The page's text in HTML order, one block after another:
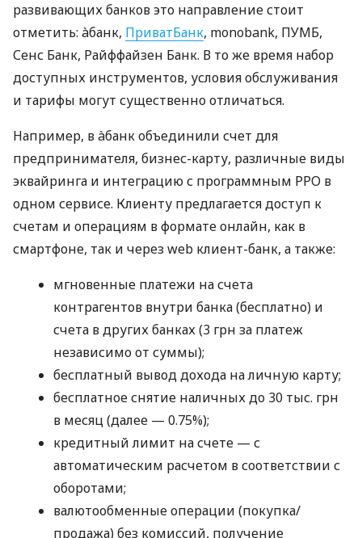
развивающих банков это направление стоит
отметить: àбанк, ПриватБанк, monobank, ПУМБ,
Сенс Банк, Райффайзен Банк. В то же время набор
доступных инструментов, условия обслуживания
и тарифы могут существенно отличаться.
Например, в àбанк объединили счет для
предпринимателя, бизнес-карту, различные виды
эквайринга и интеграцию с программным РРО в
одном сервисе. Клиенту предлагается доступ к
счетам и операциям в формате онлайн, как в
смартфоне, так и через web клиент-банк, а также:
мгновенные платежи на счета
контрагентов внутри банка (бесплатно) и
счета в других банках (3 грн за платеж
независимо от суммы);
бесплатный вывод дохода на личную карту;
бесплатное снятие наличных до 30 тыс. грн
в месяц (далее — 0.75%);
кредитный лимит на счете — с
автоматическим расчетом в соответствии с
оборотами;
валютообменные операции (покупка/
продажа) без комиссий, получение